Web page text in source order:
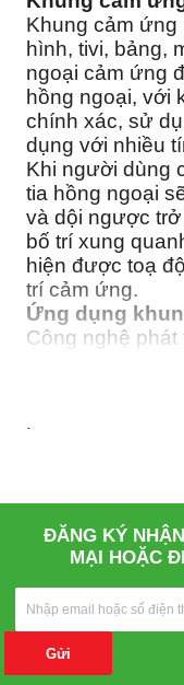
Khung cảm
hình, tivi, bảng,
ngoại cảm ứng
hồng ngoại, với
chính xác, sử
dụng với nhiều
Khi người dùng
tia hồng ngoại
và dội ngược
bố trí xung
hiện được toạ
trí cảm ứng.
Ứng dụng
Công nghệ
ích, khung cảm
nhiều tiện ích
Màn hình giúp
ĐĂNG KÝ
MẠI HOẶC
Gửi